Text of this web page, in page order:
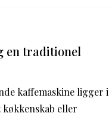
en traditionel
kaffemaskine ligger i
eller